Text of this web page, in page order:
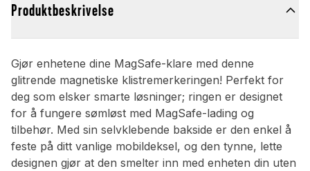
Produktbeskrivelse
Gjør enhetene dine MagSafe-klare med denne
glitrende magnetiske klistremerkeringen! Perfekt for
deg som elsker smarte løsninger; ringen er designet
for å fungere sømløst med MagSafe-lading og
tilbehør. Med sin selvklebende bakside er den enkel å
feste på ditt vanlige mobildeksel, og den tynne, lette
designen gjør at den smelter inn med enheten din uten